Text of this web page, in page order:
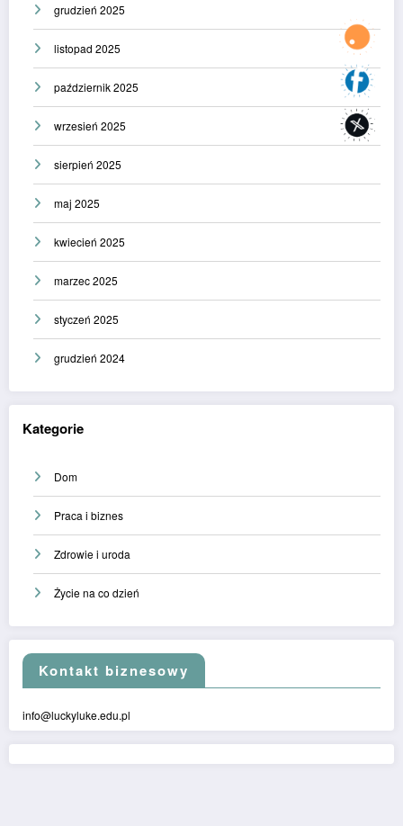
grudzień 2025
listopad 2025
październik 2025
wrzesień 2025
sierpień 2025
maj 2025
kwiecień 2025
marzec 2025
styczeń 2025
grudzień 2024
Kategorie
Dom
Praca i biznes
Zdrowie i uroda
Życie na co dzień
Kontakt biznesowy
info@luckyluke.edu.pl